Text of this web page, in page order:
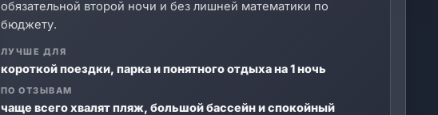
обязательной второй ночи и без лишней математики по
бюджету.
ЛУЧШЕ ДЛЯ
короткой поездки, парка и понятного отдыха на 1 ночь
ПО ОТЗЫВАМ
чаще всего хвалят пляж, большой бассейн и спокойный